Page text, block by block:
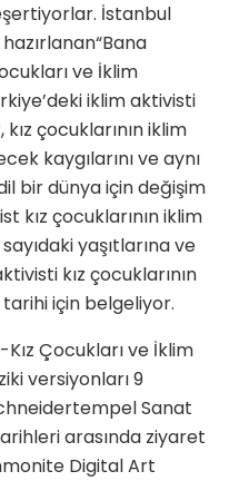
İstanbul
ve İklim
iklim aktivisti
kız çocuklarının iklim
kaygılarını ve aynı
bir dünya için değişim
kız çocuklarının iklim
yaşıtlarına ve
kız çocuklarının
tarihi için belgeliyor.
Kız Çocukları ve İklim
versiyonları 9
Sanat
arasında ziyaret
Digital Art